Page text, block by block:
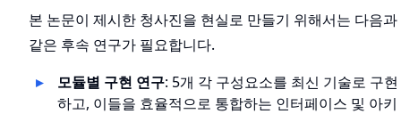
본 논문이 제시한 청사진을 현실로 만들기 위해서는 다음과
같은 후속 연구가 필요합니다.
모듈별 구현 연구: 5개 각 구성요소를 최신 기술로 구현
하고, 이들을 효율적으로 통합하는 인터페이스 및 아키